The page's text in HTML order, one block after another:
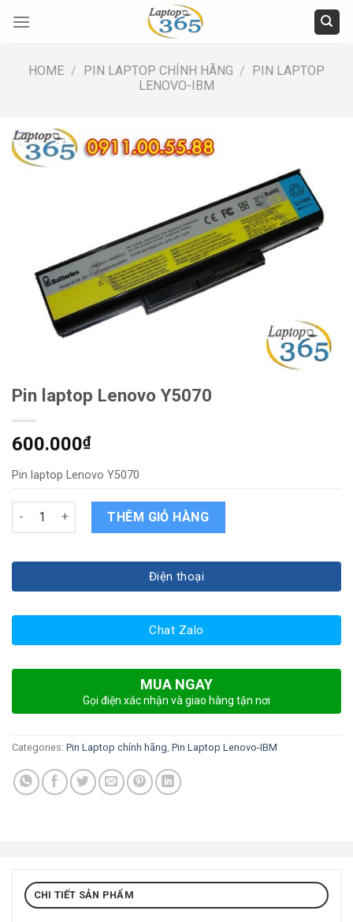
HOME / PIN LAPTOP CHÍNH HÃNG / PIN LAPTOP
LENOVO-IBM
Pin laptop Lenovo Y5070
600.000₫
Pin laptop Lenovo Y5070
Pin laptop Lenovo Y5070 quantity
THÊM GIỎ HÀNG
Điện thoại
Chat Zalo
MUA NGAY
Gọi điện xác nhận và giao hàng tận nơi
Categories: Pin Laptop chính hãng Pin Laptop Lenovo-IBM
CHI TIẾT SẢN PHẨM